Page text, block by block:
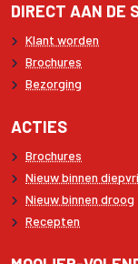
DIRECT AAN DE
Klant worden
Brochures
Bezorging
ACTIES
Brochures
Nieuw binnen
Nieuw binnen droog
Recepten